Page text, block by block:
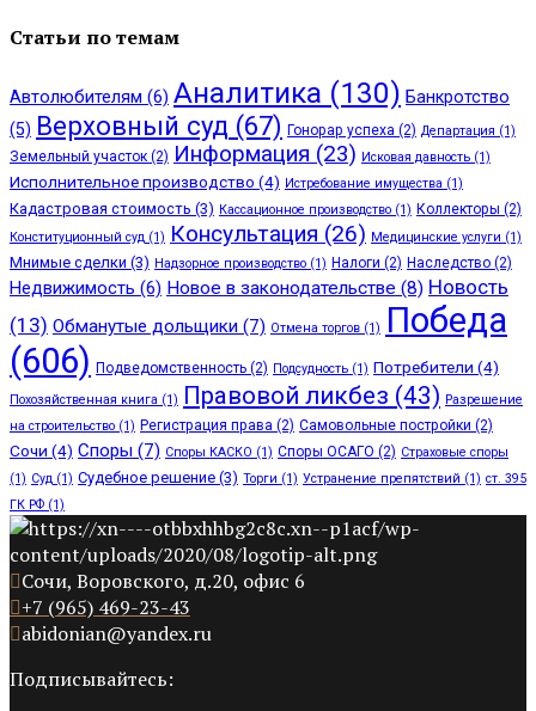
Статьи по темам
Автолюбителям (6) Аналитика (130) Банкротство
(5) Верховный суд (67) Гонорар успеха (2) Департация (1)
Земельный участок (2) Информация (23) Исковая давность (1)
Исполнительное производство (4) Истребование имущества (1)
Кадастровая стоимость (3) Кассационное производство (1) Коллекторы (2)
Конституционный суд (1) Консультация (26) Медицинские услуги (1)
Мнимые сделки (3) Надзорное производство (1) Налоги (2) Наследство (2)
Недвижимость (6) Новое в законодательстве (8) Новость
(13) Обманутые дольщики (7) Отмена торгов (1)
Победа
(606) Подведомственность (2) Подсудность (1) Потребители (4)
Похозяйственная книга (1) Правовой ликбез (43) Разрешение
на строительство (1) Регистрация права (2) Самовольные постройки (2)
Сочи (4) Споры (7) Споры КАСКО (1) Споры ОСАГО (2) Страховые споры
(1) Суд (1) Судебное решение (3) Торги (1) Устранение препятствий (1) ст. 395
ГК РФ (1)
Сочи, Воровского, д.20, офис 6
+7 (965) 469-23-43
abidonian@yandex.ru
Подписывайтесь: